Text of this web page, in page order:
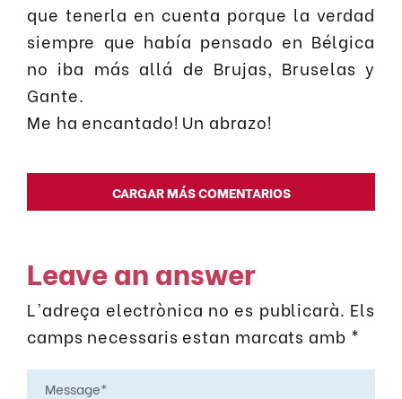
que tenerla en cuenta porque la verdad
siempre que había pensado en Bélgica
no iba más allá de Brujas, Bruselas y
Gante.
Me ha encantado! Un abrazo!
CARGAR MÁS COMENTARIOS
Leave an answer
L'adreça electrònica no es publicarà. Els
camps necessaris estan marcats amb *